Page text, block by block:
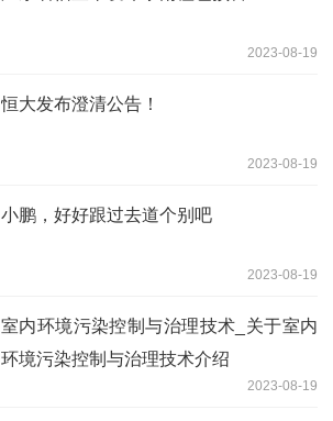
2023-08-19
恒大发布澄清公告！
2023-08-19
小鹏，好好跟过去道个别吧
2023-08-19
室内环境污染控制与治理技术_关于室内
环境污染控制与治理技术介绍
2023-08-19